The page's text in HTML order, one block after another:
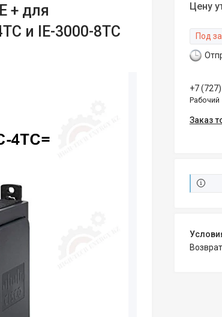
+ для
и IE-3000-8TC
Цену
Под
+7
Рабочий
Заказ